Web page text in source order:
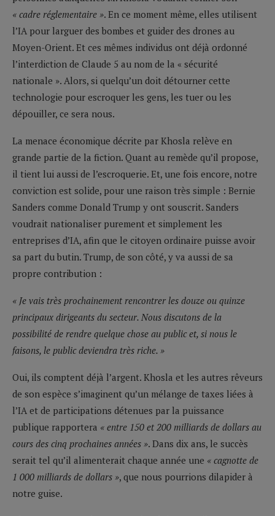
« cadre réglementaire ». En ce moment même, elles utilisent
l’IA pour larguer des bombes et guider des drones au
Moyen-Orient. Et ces mêmes individus ont déjà ordonné
l’interdiction de Claude 5 au nom de la « sécurité
nationale ». Alors, si quelqu’un doit détourner cette
technologie pour escroquer les gens, les tuer ou les
dépouiller, ce sera nous.
La menace économique décrite par Khosla relève en
grande partie de la fiction. Quant au remède qu’il propose,
il tient lui aussi de l’escroquerie. Et, une fois encore, notre
conviction est solide, pour une raison très simple : Bernie
Sanders comme Donald Trump y ont souscrit. Sanders
voudrait nationaliser purement et simplement les
entreprises d’IA, afin que le citoyen ordinaire puisse avoir
sa part du butin. Trump, de son côté, y va aussi de sa
propre contribution :
« Je vais très prochainement rencontrer les douze ou quinze
principaux dirigeants du secteur. Nous discutons de la
possibilité de rendre quelque chose au public et, si nous le
faisons, le public deviendra très riche. »
Oui, ils comptent déjà l’argent. Khosla et les autres rêveurs
de son espèce s’imaginent qu’un mélange de taxes liées à
l’IA et de participations détenues par la puissance
publique rapportera « entre 150 et 200 milliards de dollars au
cours des cinq prochaines années ». Dans dix ans, le succès
serait tel qu’il alimenterait chaque année une « cagnotte de
1 000 milliards de dollars », que nous pourrions dilapider à
notre guise.